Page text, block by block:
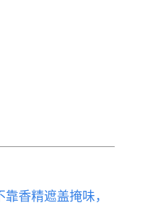
香精遮盖掩味，